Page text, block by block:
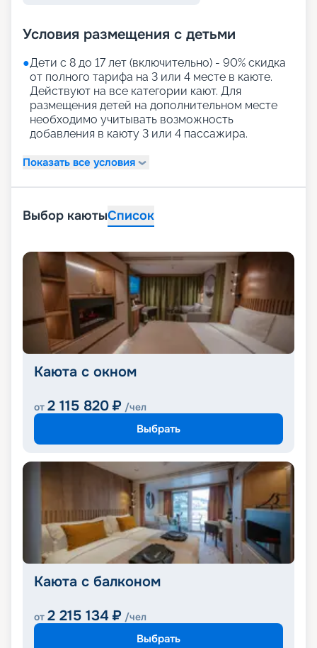
Условия размещения с детьми
●Дети с 8 до 17 лет (включительно) - 90% скидка
от полного тарифа на 3 или 4 месте в каюте.
Действуют на все категории кают. Для
размещения детей на дополнительном месте
необходимо учитывать возможность
добавления в каюту 3 или 4 пассажира.
Показать все условия
Выбор каютыСписок
Каюта с окном
от 2 115 820 ₽ /чел
Выбрать
Каюта с балконом
от 2 215 134 ₽ /чел
Выбрать